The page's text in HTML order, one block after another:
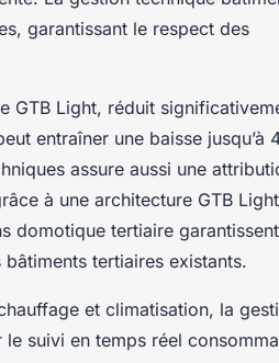
garantissant le respect des
GTB Light, réduit
entraîner une baisse jusqu’à
assure aussi une
à une architecture GTB Light
domotique tertiaire
tertiaires existants.
et climatisation, la
suivi en temps réel